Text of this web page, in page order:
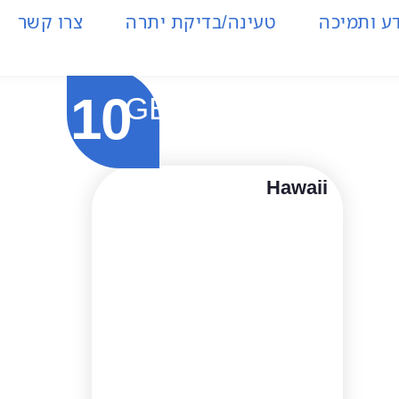
ותמיכה טעינה/בדיקת יתרה צרו קשר
Hawaii
GB
10